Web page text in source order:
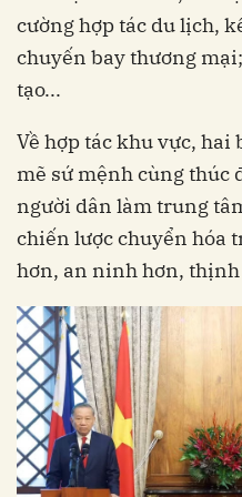
cường hợp tác du lịch,
chuyến bay thương
tạo...
Về hợp tác khu vực,
mẽ sứ mệnh cùng thúc
người dân làm trung
chiến lược chuyển hóa
hơn, an ninh hơn,